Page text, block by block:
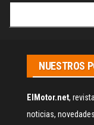
NUESTROS
ElMotor.net,
noticias,